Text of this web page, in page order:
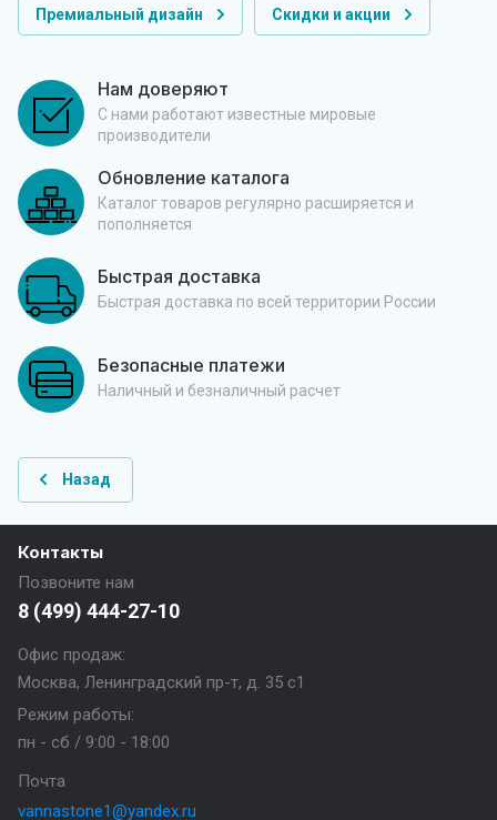
Премиальный дизайн Скидки и акции
Нам доверяют
С нами работают известные мировые
производители
Обновление каталога
Каталог товаров регулярно расширяется и
пополняется
Быстрая доставка
Быстрая доставка по всей территории России
Безопасные платежи
Наличный и безналичный расчет
Назад
Контакты
Позвоните нам
8 (499) 444-27-10
Офис продаж:
Москва, Ленинградский пр-т, д. 35 с1
Режим работы:
пн - сб / 9:00 - 18:00
Почта
vannastone1@yandex.ru